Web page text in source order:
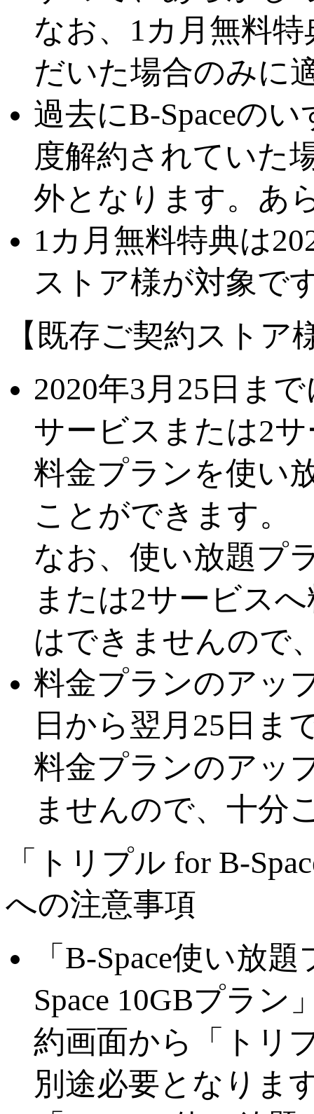
なお、1カ月無料
だいた場合のみに
過去にB-Spaceの
度解約されていた
外となります。あ
1カ月無料特典は
ストア様が対象で
【既存ご契約ストア
2020年3月25日ま
サービスまたは2
料金プランを使い
ことができます。
なお、使い放題プ
または2サービス
はできませんので
料金プランのアッ
日から翌月25日ま
料金プランのアッ
ませんので、十分
「トリプル for B-
への注意事項
「B-Space使い放
Space 10GBプラ
約画面から「トリ
別途必要となりま